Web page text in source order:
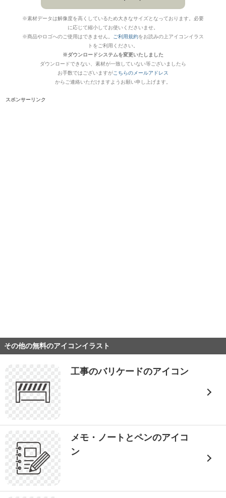
※素材データは解像度を高くしているため大きなサイズとなっております。必要
に応じて縮小してお使いくださいませ。
※商品やロゴへのご使用はできません。
ご利用規約をお読みの上アイコンイラス
トをご利用ください。
※ダウンロードシステムを変更いたしました
ダウンロードできない、素材が一致していない等ございましたら
お手数ではございますがこちらのメールアドレス
からご連絡いただけますようお願い申し上げます。
スポンサーリンク
その他の無料のアイコンイラスト
工事のバリケードのアイコン
メモ・ノートとペンのアイコ
ン